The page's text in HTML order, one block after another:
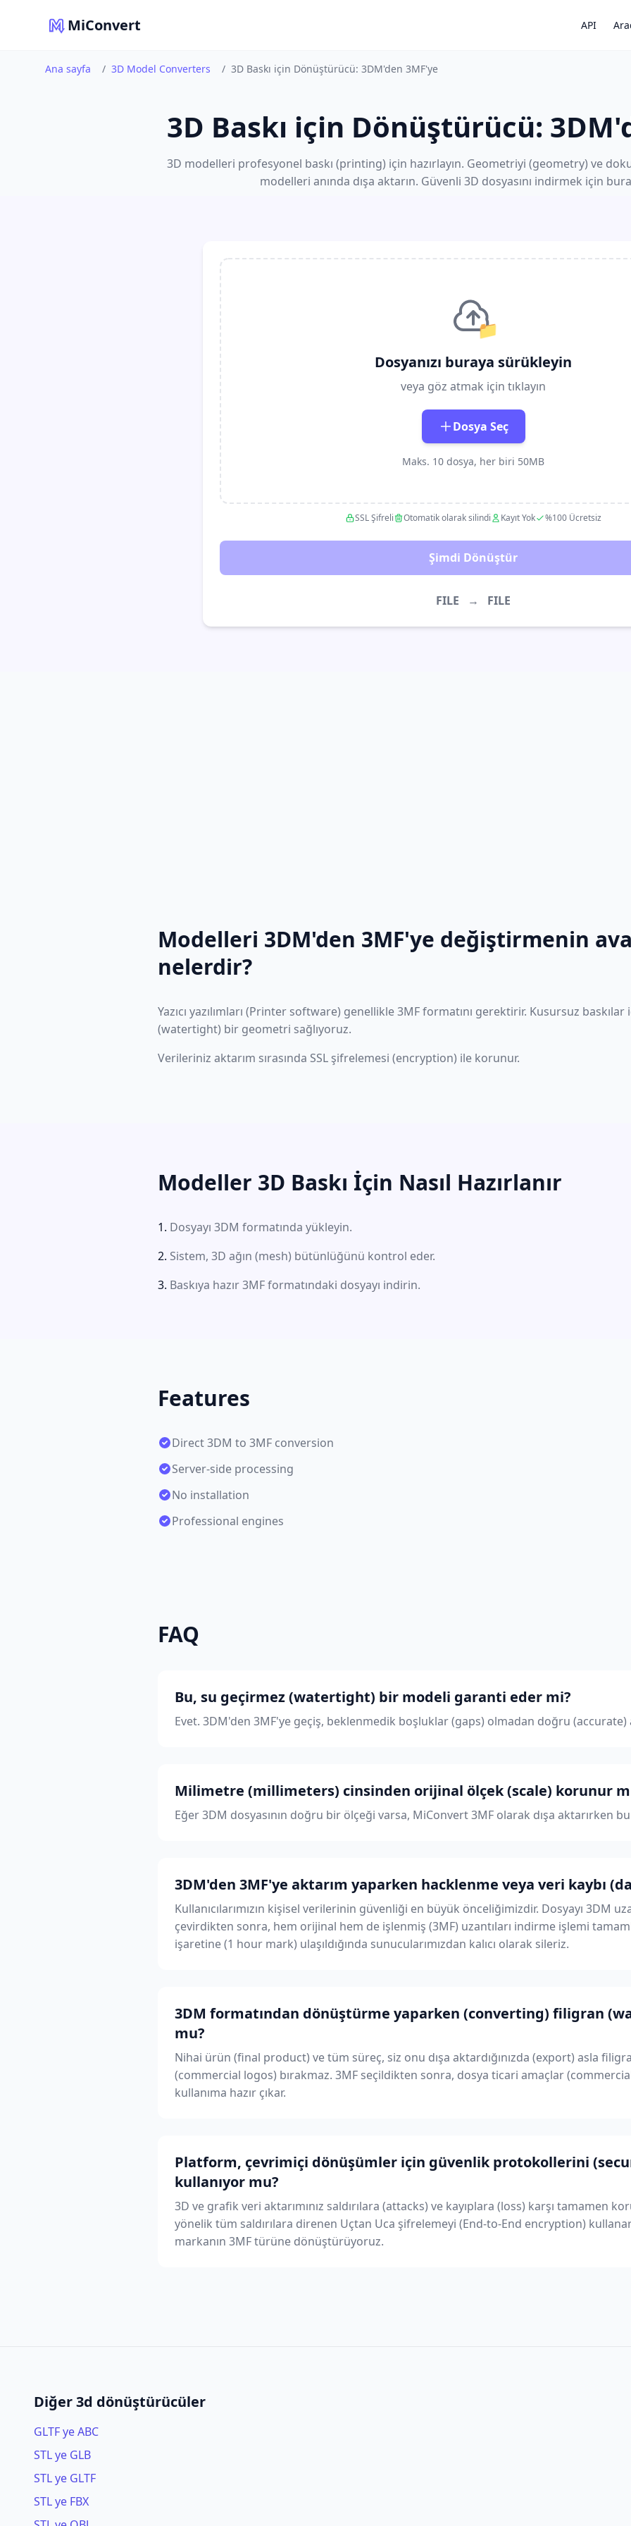
MiConvert API
Ana sayfa / 3D Model Converters / 3D Baskı için Dönüştürücü: 3DM'den 3MF'ye
3D Baskı için Dönüştürücü:
3D modelleri profesyonel baskı (printing) için hazırlayın. Geometriyi (geometry) ve
modelleri anında dışa aktarın. Güvenli 3D dosyasını indirmek için
📁
Dosyanızı buraya sürükleyin
veya göz atmak için tıklayın
Dosya Seç
Maks. 10 dosya, her biri 50MB
SSL Şifreli Otomatik olarak silindi Kayıt Yok %100 Ücretsiz
Şimdi Dönüştür
FILE → FILE
Modelleri 3DM'den 3MF'ye değiştirmenin
nelerdir?
Yazıcı yazılımları (Printer software) genellikle 3MF formatını gerektirir. Kusursuz
(watertight) bir geometri sağlıyoruz.
Verileriniz aktarım sırasında SSL şifrelemesi (encryption) ile korunur.
Modeller 3D Baskı İçin Nasıl Hazırlanır
Dosyayı 3DM formatında yükleyin.
Sistem, 3D ağın (mesh) bütünlüğünü kontrol eder.
Baskıya hazır 3MF formatındaki dosyayı indirin.
Features
Direct 3DM to 3MF conversion
Server-side processing
No installation
Professional engines
FAQ
Bu, su geçirmez (watertight) bir modeli garanti eder mi?
Evet. 3DM'den 3MF'ye geçiş, beklenmedik boşluklar (gaps) olmadan doğru (accurate)
Milimetre (millimeters) cinsinden orijinal ölçek (scale) korunur
Eğer 3DM dosyasının doğru bir ölçeği varsa, MiConvert 3MF olarak dışa aktarırken
3DM'den 3MF'ye aktarım yaparken hacklenme veya veri kaybı
Kullanıcılarımızın kişisel verilerinin güvenliği en büyük önceliğimizdir. Dosyayı 3DM
çevirdikten sonra, hem orijinal hem de işlenmiş (3MF) uzantıları indirme işlemi
işaretine (1 hour mark) ulaşıldığında sunucularımızdan kalıcı olarak sileriz.
3DM formatından dönüştürme yaparken (converting) filigran
mu?
Nihai ürün (final product) ve tüm süreç, siz onu dışa aktardığınızda (export) asla
(commercial logos) bırakmaz. 3MF seçildikten sonra, dosya ticari amaçlar
kullanıma hazır çıkar.
Platform, çevrimiçi dönüşümler için güvenlik protokollerini
kullanıyor mu?
3D ve grafik veri aktarımınız saldırılara (attacks) ve kayıplara (loss) karşı tamamen
yönelik tüm saldırılara direnen Uçtan Uca şifrelemeyi (End-to-End encryption)
markanın 3MF türüne dönüştürüyoruz.
Diğer 3d dönüştürücüler
GLTF ye ABC
STL ye GLB
STL ye GLTF
STL ye FBX